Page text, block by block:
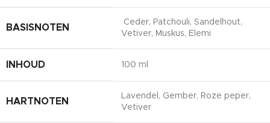
BASISNOTEN
Ceder, Patchouli, Sandelhout,
Vetiver, Muskus, Elemi
INHOUD 100 ml
HARTNOTEN
Lavendel, Gember, Roze peper,
Vetiver